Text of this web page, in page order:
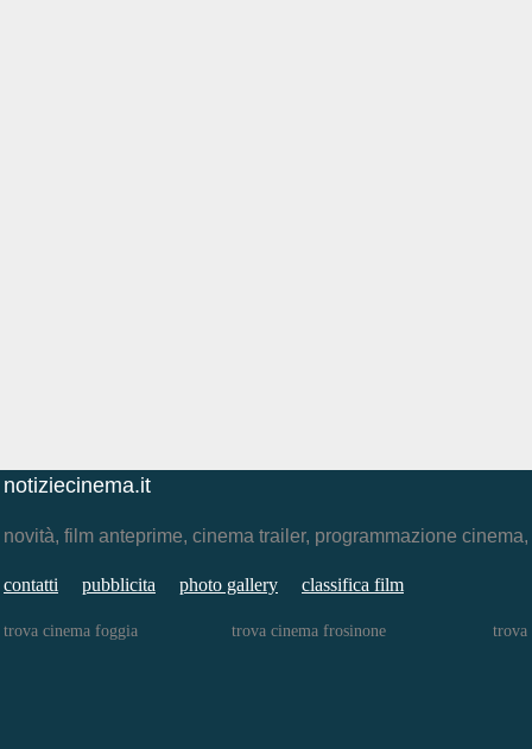
notiziecinema.it
novità, film anteprime, cinema trailer, programmazione
contatti pubblicita photo gallery classifica film
trova cinema foggia trova cinema frosinone trova